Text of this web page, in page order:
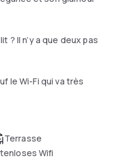
to Montparnasse
for both business
? Il n’y a que deux pas
le Wi-Fi qui va très
Terrasse
Wifi